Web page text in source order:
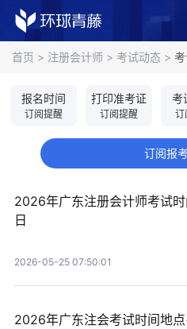
首页 > 注册会计师 > 考试动态 >
报名时间
订阅提醒
打印准考证
订阅提醒
考
订
订阅报
2026年广东注册会计师考试
日
2026-05-25 07:50:01
2026年广东注会考试时间地